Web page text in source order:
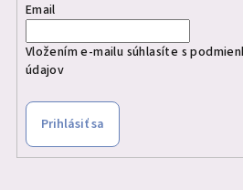
Email
Vložením e-mailu súhlasíte s
údajov
Prihlásiť sa